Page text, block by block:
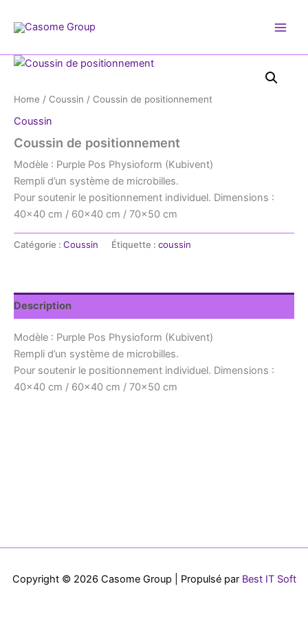
Home / Coussin / Coussin de positionnement
Coussin
Coussin de positionnement
Modèle : Purple Pos Physioform (Kubivent)
Rempli d’un système de microbilles.
Pour soutenir le positionnement individuel. Dimensions :
40×40 cm / 60×40 cm / 70×50 cm
Catégorie : Coussin Étiquette : coussin
Description
Modèle : Purple Pos Physioform (Kubivent)
Rempli d’un système de microbilles.
Pour soutenir le positionnement individuel. Dimensions :
40×40 cm / 60×40 cm / 70×50 cm
Copyright © 2026 Casome Group | Propulsé par Best IT Soft